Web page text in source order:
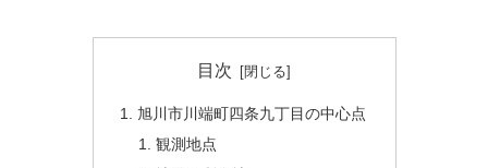
目次
旭川市川端町四条九丁目の中心点
観測地点